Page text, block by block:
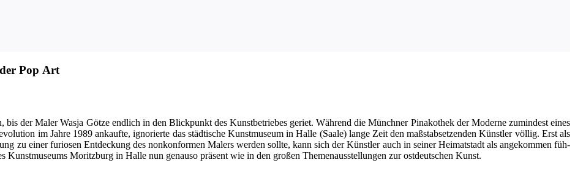
Pop Art
bis der Maler Was­ja Göt­ze end­lich in den Blick­punkt des Kunst­be­trie­bes geriet. Wäh­rend die Münch­ner Pina­ko­thek der Moder­ne zumin­dest eines
im Jah­re 1989 ankauf­te, igno­rier­te das städ­ti­sche Kunst­mu­se­um in Hal­le (Saa­le) lan­ge Zeit den maß­stab­set­zen­den Künst­ler völ­lig. Erst als
zu einer furio­sen Ent­de­ckung des non­kon­for­men Malers wer­den soll­te, kann sich der Künst­ler auch in sei­ner Hei­mat­stadt als ange­kom­men füh­
Kunst­mu­se­ums Moritz­burg in Hal­le nun genau­so prä­sent wie in den gro­ßen The­men­aus­stel­lun­gen zur ost­deut­schen Kunst.